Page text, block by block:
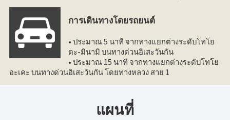
การเดินทางโดยรถยนต์
• ประมาณ 5 นาที จากทางแยกต่างระดับโทโย
ตะ-มินามิ บนทางด่วนอิเสะวันกัน
• ประมาณ 15 นาที จากทางแยกต่างระดับโทโย
อะเคะ บนทางด่วนอิเสะวันกัน โดยทางหลวง สาย 1
แผนที่